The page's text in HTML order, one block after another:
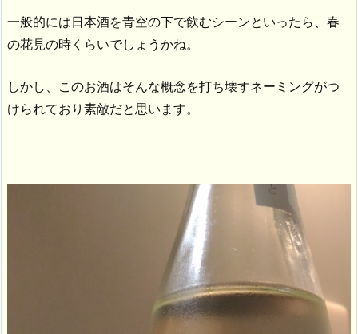
一般的には日本酒を青空の下で飲むシーンといったら、春
の花見の時くらいでしょうかね。
しかし、このお酒はそんな概念を打ち壊すネーミングがつ
けられており素敵だと思います。